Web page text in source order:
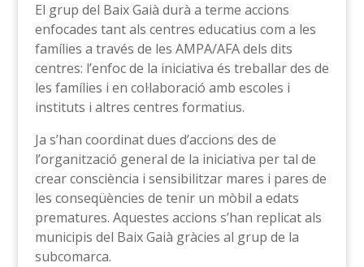
El grup del Baix Gaià durà a terme accions
enfocades tant als centres educatius com a les
famílies a través de les AMPA/AFA dels dits
centres: l’enfoc de la iniciativa és treballar des de
les famílies i en col·laboració amb escoles i
instituts i altres centres formatius.
Ja s’han coordinat dues d’accions des de
l’organització general de la iniciativa per tal de
crear consciència i sensibilitzar mares i pares de
les conseqüències de tenir un mòbil a edats
prematures. Aquestes accions s’han replicat als
municipis del Baix Gaià gràcies al grup de la
subcomarca.